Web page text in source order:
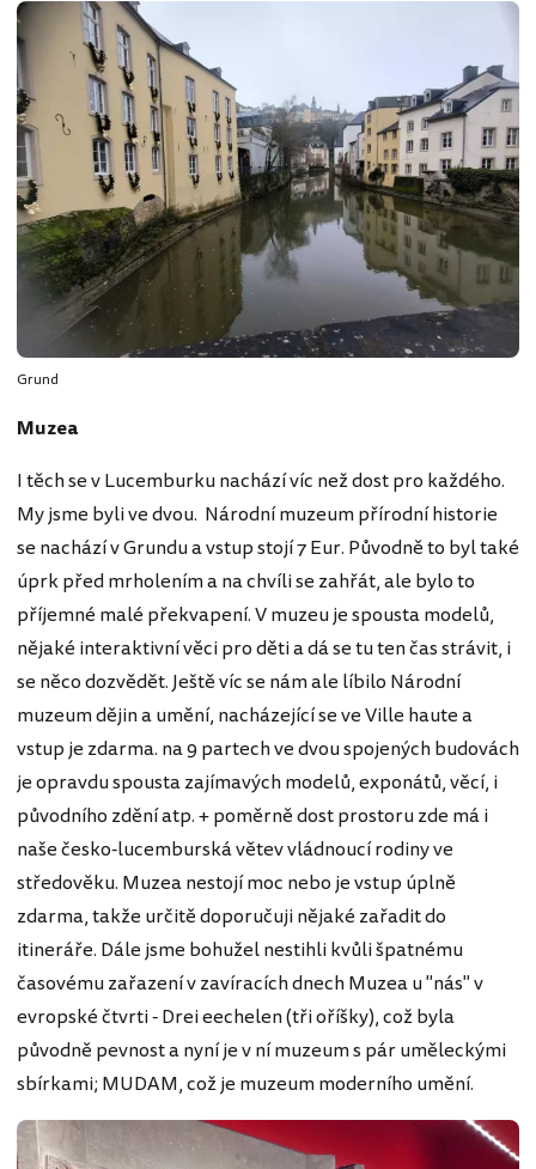
Grund
Muzea
I těch se v Lucemburku nachází víc než dost pro každého.
My jsme byli ve dvou. Národní muzeum přírodní historie
se nachází v Grundu a vstup stojí 7 Eur. Původně to byl také
úprk před mrholením a na chvíli se zahřát, ale bylo to
příjemné malé překvapení. V muzeu je spousta modelů,
nějaké interaktivní věci pro děti a dá se tu ten čas strávit, i
se něco dozvědět. Ještě víc se nám ale líbilo Národní
muzeum dějin a umění, nacházející se ve Ville haute a
vstup je zdarma. na 9 partech ve dvou spojených budovách
je opravdu spousta zajímavých modelů, exponátů, věcí, i
původního zdění atp. + poměrně dost prostoru zde má i
naše česko-lucemburská větev vládnoucí rodiny ve
středověku. Muzea nestojí moc nebo je vstup úplně
zdarma, takže určitě doporučuji nějaké zařadit do
itineráře. Dále jsme bohužel nestihli kvůli špatnému
časovému zařazení v zavíracích dnech Muzea u "nás" v
evropské čtvrti - Drei eechelen (tři oříšky), což byla
původně pevnost a nyní je v ní muzeum s pár uměleckými
sbírkami; MUDAM, což je muzeum moderního umění.